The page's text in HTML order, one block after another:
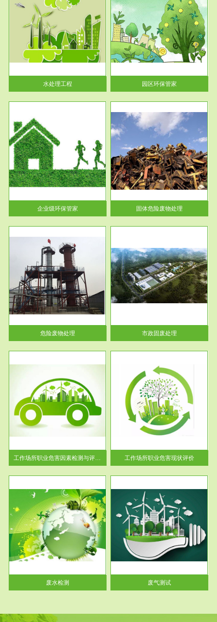
水处理工程
服务范围
园区环保管家
2016 年 4 月，环保部下发《关
于积极发挥环境保护作用促进供
给侧结...
园区环保管家
企业级环保管家
服务范围
固体危险废物处理
固体废物解释：固体废物是指人
们在生产建设、日常生活和其他
活动中...
固体危险废物处理
危险废物处理
服务范围
市政固废处理
蔚蓝生态环境科技所从事的市政
废物处理业务包括市政废物的处
理处...
市政固废处理
工作场所职业危害因素检测与评价...
服务范围
工作场所职业危害现状评价
【现状评价意义】：具体因素---
-通过质谱分析等多种手段明确
工作场...
工作场所职业危害现状评价
废水检测
服务范围
废气测试
检测范围工业废气检测包括有机
废气和无机废气。有机废气主要
包括...
废气测试